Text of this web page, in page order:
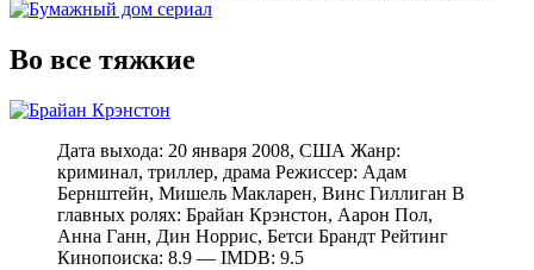
Во все тяжкие
Дата выхода: 20 января 2008, США Жанр:
криминал, триллер, драма Режиссер: Адам
Бернштейн, Мишель Макларен, Винс Гиллиган В
главных ролях: Брайан Крэнстон, Аарон Пол,
Анна Ганн, Дин Норрис, Бетси Брандт Рейтинг
Кинопоиска: 8.9 — IMDB: 9.5